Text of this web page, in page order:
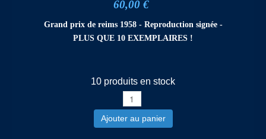
60,00 €
Grand prix de reims 1958 - Reproduction signée -
PLUS QUE 10 EXEMPLAIRES !
10 produits en stock
Ajouter au panier